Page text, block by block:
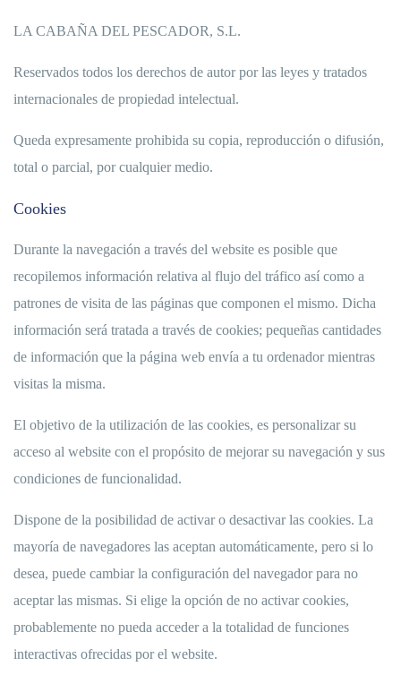
LA CABAÑA DEL PESCADOR, S.L.
Reservados todos los derechos de autor por las leyes y tratados
internacionales de propiedad intelectual.
Queda expresamente prohibida su copia, reproducción o difusión,
total o parcial, por cualquier medio.
Cookies
Durante la navegación a través del website es posible que
recopilemos información relativa al flujo del tráfico así como a
patrones de visita de las páginas que componen el mismo. Dicha
información será tratada a través de cookies; pequeñas cantidades
de información que la página web envía a tu ordenador mientras
visitas la misma.
El objetivo de la utilización de las cookies, es personalizar su
acceso al website con el propósito de mejorar su navegación y sus
condiciones de funcionalidad.
Dispone de la posibilidad de activar o desactivar las cookies. La
mayoría de navegadores las aceptan automáticamente, pero si lo
desea, puede cambiar la configuración del navegador para no
aceptar las mismas. Si elige la opción de no activar cookies,
probablemente no pueda acceder a la totalidad de funciones
interactivas ofrecidas por el website.